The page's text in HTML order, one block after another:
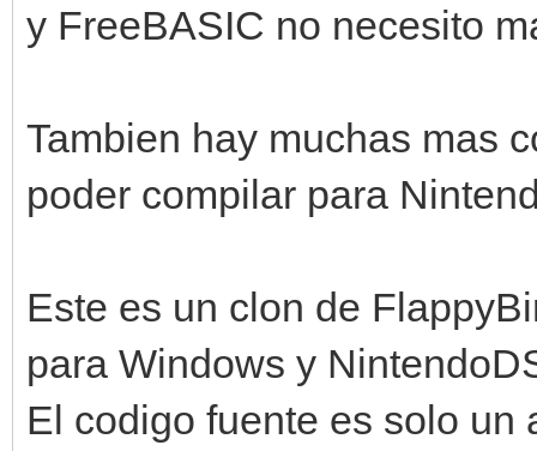
y FreeBASIC no necesito
Tambien hay muchas mas
poder compilar para
Este es un clon de
para Windows y
El codigo fuente es solo un